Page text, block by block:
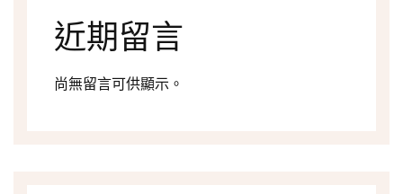
近期留言
尚無留言可供顯示。